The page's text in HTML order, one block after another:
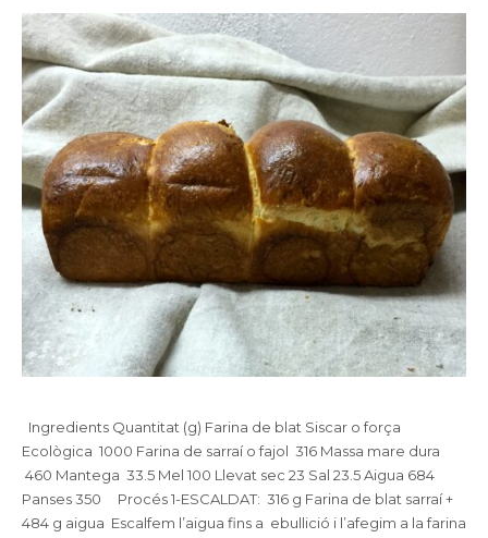
Ingredients Quantitat (g) Farina de blat Siscar o força
Ecològica 1000 Farina de sarraí o fajol 316 Massa mare dura
460 Mantega 33.5 Mel 100 Llevat sec 23 Sal 23.5 Aigua 684
Panses 350 Procés 1-ESCALDAT: 316 g Farina de blat sarraí +
484 g aigua Escalfem l’aigua fins a ebullició i l’afegim a la farina